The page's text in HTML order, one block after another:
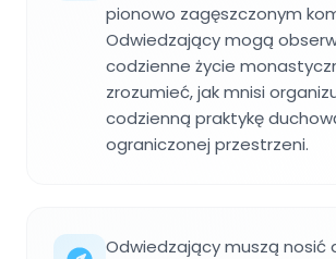
pionowo zagęszczonym
Odwiedzający mogą
codzienne życie
zrozumieć, jak mnisi
codzienną praktykę
ograniczonej przestrzeni.
Odwiedzający muszą nosić